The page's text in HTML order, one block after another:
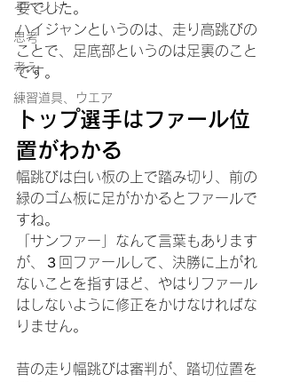
イベント
思考
考え
練習道具、ウエア
要でした。
ハイジャンというのは、走り高跳びの
ことで、足底部というのは足裏のこと
です。
トップ選手はファール位
置がわかる
幅跳びは白い板の上で踏み切り、前の
緑のゴム板に足がかかるとファールで
すね。
「サンファー」なんて言葉もあります
が、３回ファールして、決勝に上がれ
ないことを指すほど、やはりファール
はしないように修正をかけなければな
りません。
昔の走り幅跳びは審判が、踏切位置を